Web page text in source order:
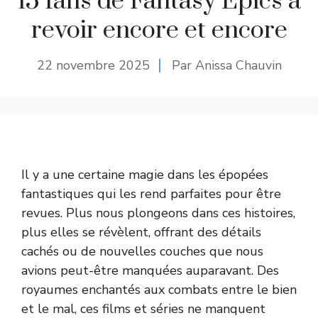
revoir encore et encore
22 novembre 2025 Par Anissa Chauvin
Il y a une certaine magie dans les épopées
fantastiques qui les rend parfaites pour être
revues. Plus nous plongeons dans ces histoires,
plus elles se révèlent, offrant des détails
cachés ou de nouvelles couches que nous
avions peut-être manquées auparavant. Des
royaumes enchantés aux combats entre le bien
et le mal, ces films et séries ne manquent